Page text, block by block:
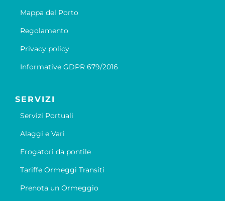
Mappa del Porto
Regolamento
Privacy policy
Informative GDPR 679/2016
SERVIZI
Servizi Portuali
Alaggi e Vari
Erogatori da pontile
Tariffe Ormeggi Transiti
Prenota un Ormeggio